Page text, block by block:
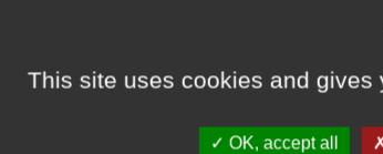
This site uses cookies and
OK, accept all